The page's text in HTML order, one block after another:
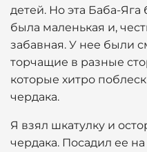
детей. Но эта Баба-
была маленькая и,
забавная. У нее были
торчащие в разные
которые хитро
чердака.
Я взял шкатулку и
чердака. Посадил ее